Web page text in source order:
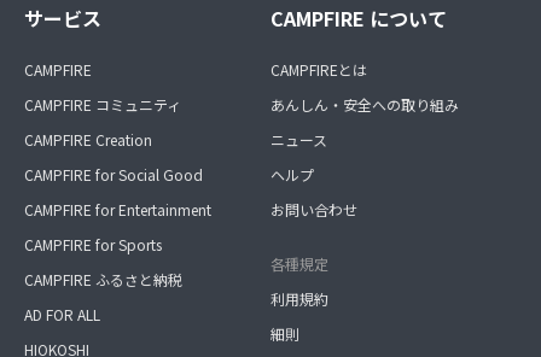
サービス
CAMPFIRE
CAMPFIRE コミュニティ
CAMPFIRE Creation
CAMPFIRE for Social Good
CAMPFIRE for Entertainment
CAMPFIRE for Sports
CAMPFIRE ふるさと納税
AD FOR ALL
HIOKOSHI
CAMPFIRE について
CAMPFIREとは
あんしん・安全への取り組み
ニュース
ヘルプ
お問い合わせ
各種規定
利用規約
細則